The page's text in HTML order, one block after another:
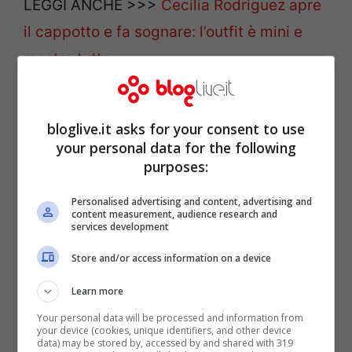
LEGGI ANCHE >>> Cecilia Rodriguez apre
il cappotto e fa sognare: l’outfit è mini e
mostra tutto
Cecilia Rodriguez
bloglive.it asks for your consent to use
your personal data for the following
purposes:
Personalised advertising and content, advertising and
content measurement, audience research and
services development
Store and/or access information on a device
Learn more
Your personal data will be processed and information from
your device (cookies, unique identifiers, and other device
data) may be stored by, accessed by and shared with 319